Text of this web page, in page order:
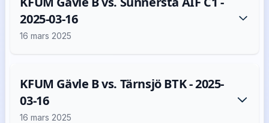
2025-03-16
16 mars 2025
KFUM Gävle B vs. Tärnsjö BTK - 2025-
03-16
16 mars 2025